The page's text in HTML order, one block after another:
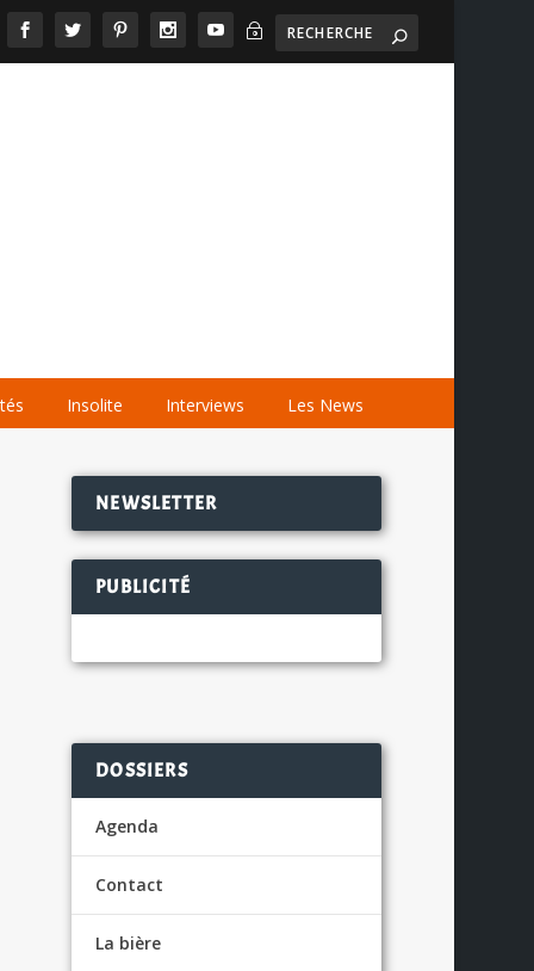
~
Insolite Interviews Les News
NEWSLETTER
PUBLICITÉ
DOSSIERS
Agenda
Contact
La bière